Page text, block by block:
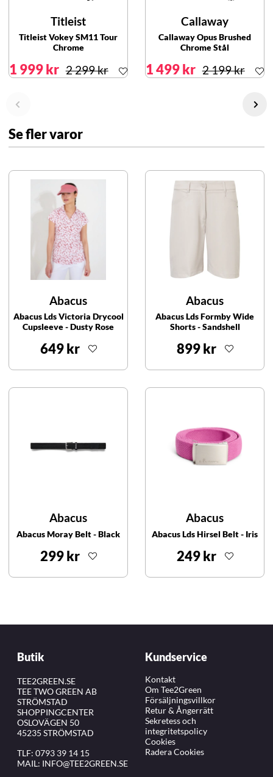
Titleist
Titleist Vokey SM11 Tour
Chrome
1 999 kr 2 299 kr
Callaway
Callaway Opus Brushed
Chrome Stål
1 499 kr 2 199 kr
Se fler varor
Abacus
Abacus Lds Victoria Drycool
Cupsleeve - Dusty Rose
649 kr
Abacus
Abacus Lds Formby Wide
Shorts - Sandshell
899 kr
Abacus
Abacus Moray Belt - Black
299 kr
Abacus
Abacus Lds Hirsel Belt - Iris
249 kr
Butik
TEE2GREEN.SE
TEE TWO GREEN AB
STRÖMSTAD
SHOPPINGCENTER
OSLOVÄGEN 50
45235 STRÖMSTAD
TLF: 0793 39 14 15
MAIL: INFO@TEE2GREEN.SE
Kundservice
Kontakt
Om Tee2Green
Försäljningsvillkor
Retur & Ångerrätt
Sekretess och
integritetspolicy
Cookies
Radera Cookies